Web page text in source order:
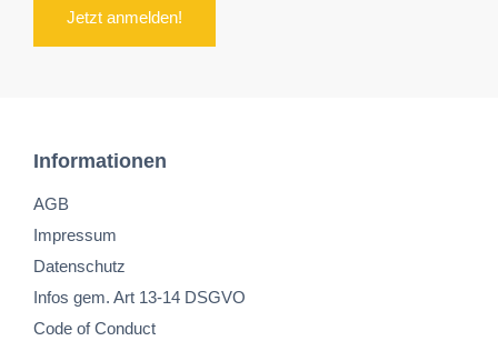
Jetzt anmelden!
Informationen
AGB
Impressum
Datenschutz
Infos gem. Art 13-14 DSGVO
Code of Conduct